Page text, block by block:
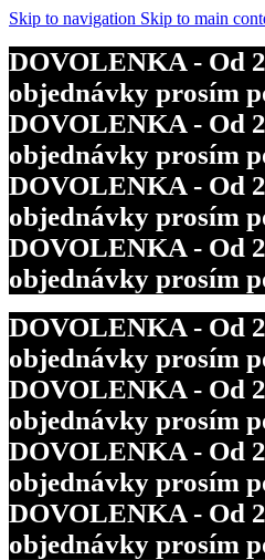
Skip to navigation Skip to main
DOVOLENKA - Od
objednávky prosím
DOVOLENKA - Od
objednávky prosím
DOVOLENKA - Od
objednávky prosím
DOVOLENKA - Od
objednávky prosím
DOVOLENKA - Od
objednávky prosím
DOVOLENKA - Od
objednávky prosím
DOVOLENKA - Od
objednávky prosím
DOVOLENKA - Od
objednávky prosím